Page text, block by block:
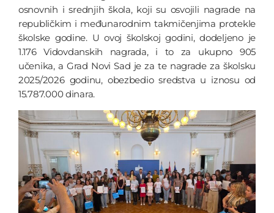
osnovnih i srednjih škola, koji su osvojili nagrade na
republičkim i međunarodnim takmičenjima protekle
školske godine. U ovoj školskoj godini, dodeljeno je
1.176 Vidovdanskih nagrada, i to za ukupno 905
učenika, a Grad Novi Sad je za te nagrade za školsku
2025/2026 godinu, obezbedio sredstva u iznosu od
15.787.000 dinara.